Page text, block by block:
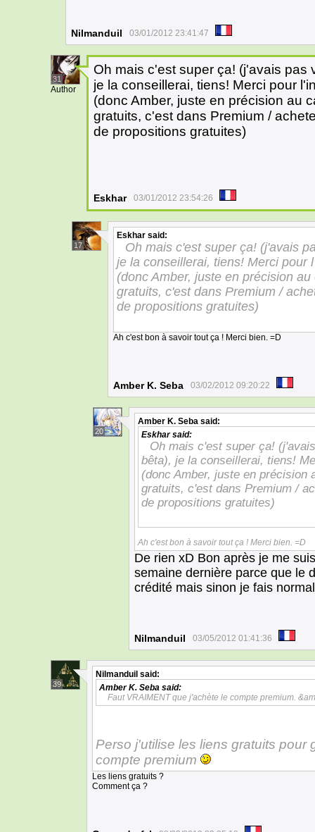
Nilmanduil 03/01/2012 23:41:47
31
Author
Oh mais c'est super ça! (j'avais pas
je la conseillerai, tiens! Merci pour
(donc Amber, juste en précision au
gratuits, c'est dans Premium /
de propositions gratuites)
Eskhar 03/01/2012 23:54:26
17
Eskhar said:
Oh mais c'est super ça! (j'avais
je la conseillerai, tiens! Merci pour
(donc Amber, juste en précision
gratuits, c'est dans Premium /
de propositions gratuites)
Ah c'est bon à savoir tout ça ! Merci bien. =D
Amber K. Seba 03/02/2012 09:20:22
20
Amber K. Seba said:
Eskharsaid:
Oh mais c'est super ça!
bêta), je la conseillerai, tiens!
(donc Amber, juste en précision
gratuits, c'est dans Premium /
de propositions gratuites)
Ah c'est bon à savoir tout ça ! Merci bien. =D
De rien xD Bon après je me
semaine dernière parce que le
crédité mais sinon je fais
Nilmanduil 03/05/2012 01:41:36
39
Nilmanduil said:
Amber K. Seba said:
Faut VRAIMENT que j'achète le compte premium.
Perso j'utilise les liens gratuits
compte premium
Les liens gratuits ?
Comment ça ?